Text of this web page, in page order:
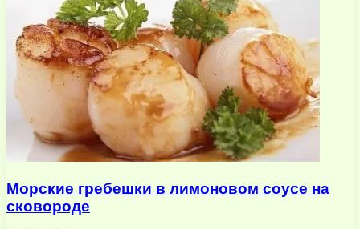
Морские гребешки в лимоновом соусе на
сковороде